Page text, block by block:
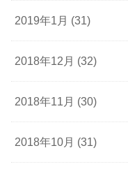
2019年1月 (31)
2018年12月 (32)
2018年11月 (30)
2018年10月 (31)